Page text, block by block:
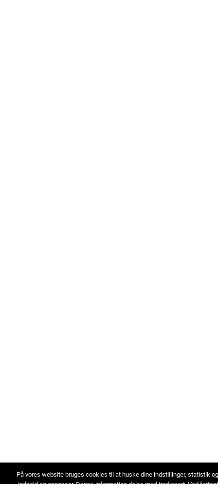
På vores website bruges cookies til at huske dine indstillinger, statistik